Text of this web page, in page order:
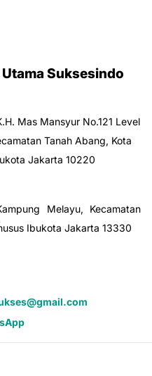
Suksesindo
Mas Mansyur No.121 Level
Tanah Abang, Kota
Jakarta 10220
Melayu, Kecamatan
Ibukota Jakarta 13330